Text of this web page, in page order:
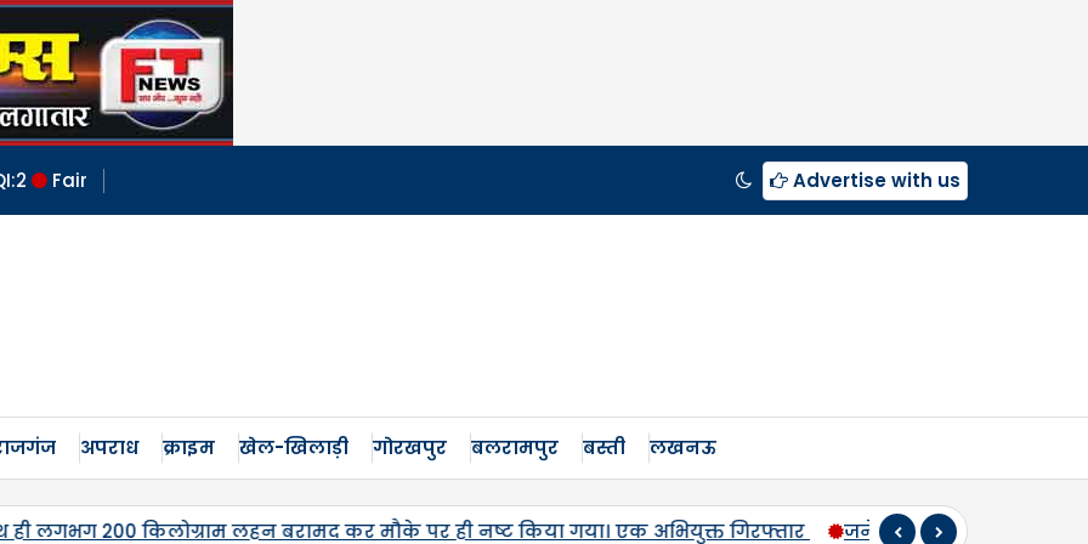
2 Fair Advertise with us
अपराध क्राइम खेल-खिलाड़ी गोरखपुर बलरामपुर बस्ती लखनऊ
पर ही नष्ट किया गया। एक अभियुक्त गिरफ्तार जनेश्वर मिश्र की जयंती पर सपा नेताओं ने किया नमन, मंदिर व कब्रिस्तान में